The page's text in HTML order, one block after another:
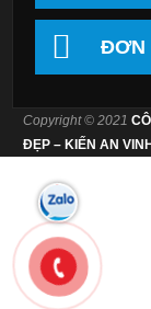
ĐƠN
Copyright © 2021
ĐẸP – KIẾN AN VINH